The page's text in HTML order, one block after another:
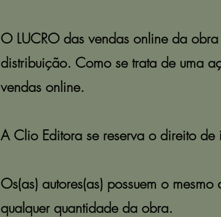
O LUCRO das vendas online da
distribuição. Como se trata de uma
vendas online.
A Clio Editora se reserva o direito
Os(as) autores(as) possuem o
qualquer quantidade da obra.